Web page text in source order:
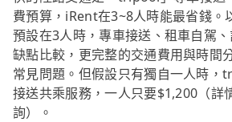
費預算，iRent在3~8人時能最省錢。
預設在3人時，專車接送、租車自駕
缺點比較，更完整的交通費用與時間
常見問題。但假設只有獨自一人時
接送共乘服務，一人只要$1,200（詳
詢）。